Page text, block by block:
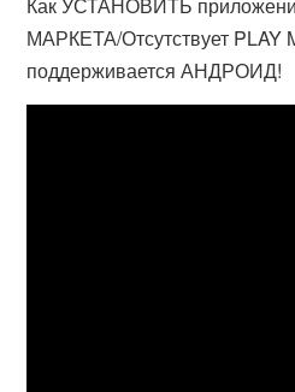
МАРКЕТА/Отсутствует PLAY
поддерживается АНДРОИД!